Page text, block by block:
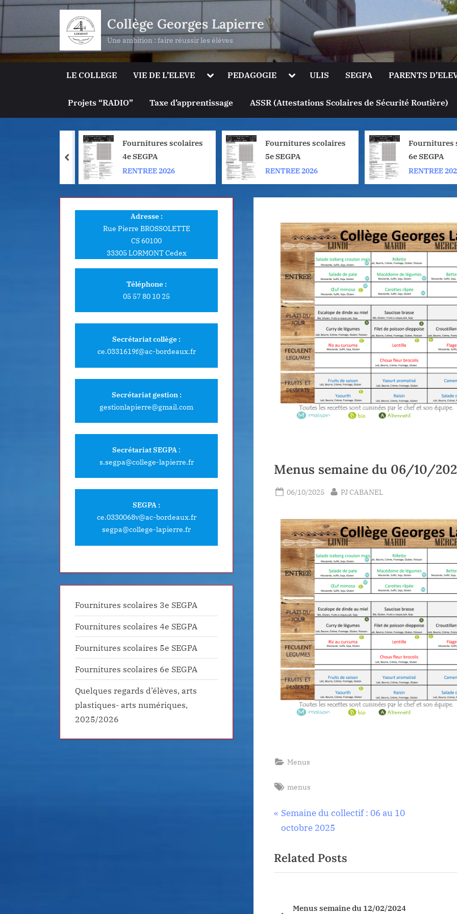
Skip
to
content
Collège Georges Lapierre
Une ambition : faire réussir les élèves
LE COLLEGE VIE DE L’ELEVE Toggle
sub-
PEDAGOGIE ToggleULIS SEGPA PARENTS
Projets “RADIO” Taxe d’apprentissage ASSR (Attestations Scolaires de Sécurité Routière)
Fournitures scolaires
4e SEGPA
RENTREE 2026
Fournitures scolaires
5e SEGPA
RENTREE 2026
Fournitures
6e SEGPA
RENTREE 2026
prev
Menus semaine du 06/10/
Posted
06/10/2025 By
PJ CABANEL
Menus
Tags:
menus
Navigation
l’article
P
r
v
i
Semaine du collectif : 06 au 10
octobre 2025
Related Posts
Menus semaine du 12/02/2024
Adresse :
Rue Pierre BROSSOLETTE
CS 60100
33305 LORMONT Cedex
Téléphone :
05 57 80 10 25
Secrétariat collège :
ce.0331619f@ac-bordeaux.fr
Secrétariat gestion :
gestionlapierre@gmail.com
Secrétariat SEGPA :
s.segpa@college-lapierre.fr
SEGPA :
ce.0330068v@ac-bordeaux.fr
segpa@college-lapierre.fr
Fournitures scolaires 3e SEGPA
Fournitures scolaires 4e SEGPA
Fournitures scolaires 5e SEGPA
Fournitures scolaires 6e SEGPA
Quelques regards d’élèves, arts
plastiques- arts numériques,
2025/2026